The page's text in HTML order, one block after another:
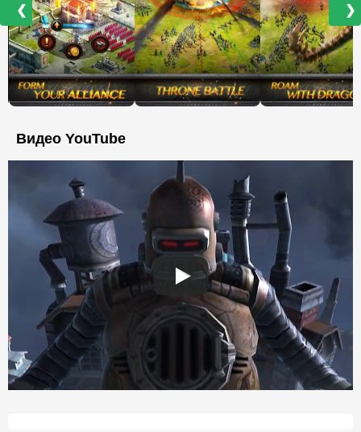
❮ ❯
Видео YouTube